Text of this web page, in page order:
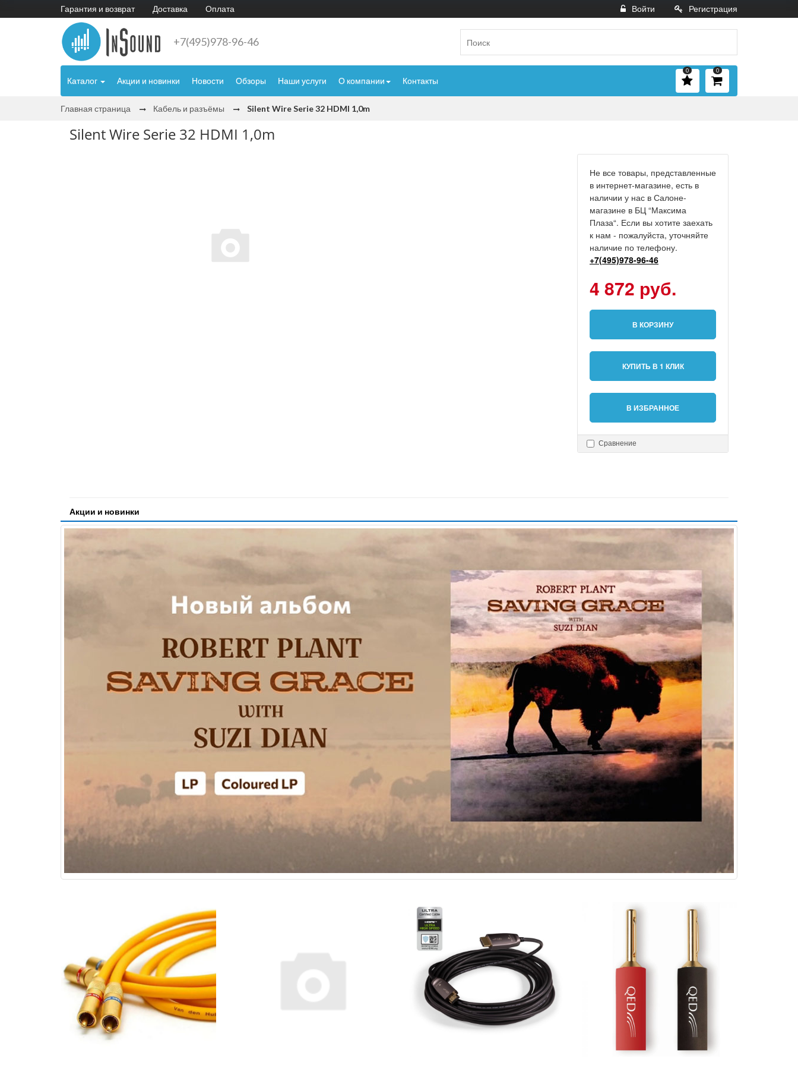
Гарантия и возврат Доставка Оплата Войти Регистрация
+7(495)978-96-46
Каталог Акции и новинки Новости Обзоры Наши услуги О компании Контакты
0
0
Главная страница Кабель и разъёмы Silent Wire Serie 32 HDMI 1,0m
Silent Wire Serie 32 HDMI 1,0m
Не все товары, представленные
в интернет-магазине, есть в
наличии у нас в Салоне-
магазине в БЦ “Максима
Плаза“. Если вы хотите заехать
к нам - пожалуйста, уточняйте
наличие по телефону.
+7(495)978-96-46
4 872 руб.
В КОРЗИНУ
КУПИТЬ В 1 КЛИК
В ИЗБРАННОЕ
Сравнение
Акции и новинки